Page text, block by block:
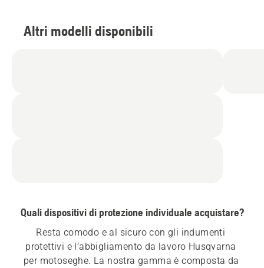
Altri modelli disponibili
Quali dispositivi di protezione individuale acquistare?
Resta comodo e al sicuro con gli indumenti
protettivi e l’abbigliamento da lavoro Husqvarna
per motoseghe. La nostra gamma è composta da